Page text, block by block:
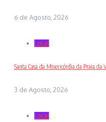
6 de Agosto, 2026
Local
Santa Casa da Misericórdia da Praia da
3 de Agosto, 2026
Local